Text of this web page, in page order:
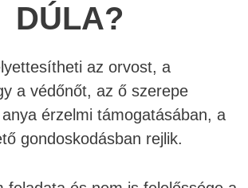
DÚLA?
az orvost, a
a védőnőt, az ő szerepe
érzelmi támogatásában, a
gondoskodásban rejlik.